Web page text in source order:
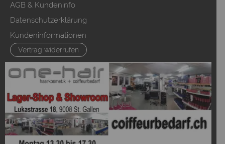
AGB & Kundeninfo
Datenschutzerklärung
Kundeninformationen
Vertrag widerrufen